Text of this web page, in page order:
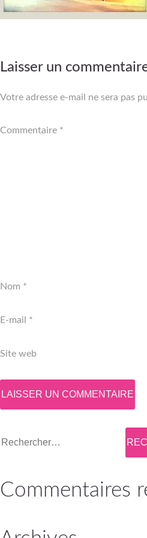
Laisser un
Votre adresse e-mail ne sera pas
Commentaire *
Nom *
E-mail *
Site web
Commentaires